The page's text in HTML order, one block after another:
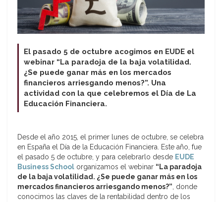
El pasado 5 de octubre acogimos en EUDE el
webinar “La paradoja de la baja volatilidad.
¿Se puede ganar más en los mercados
financieros arriesgando menos?”. Una
actividad con la que celebremos el Día de La
Educación Financiera.
Desde el año 2015, el primer lunes de octubre, se celebra
en España el Día de la Educación Financiera. Este año, fue
el pasado 5 de octubre, y para celebrarlo desde EUDE
Business School organizamos el webinar “La paradoja
de la baja volatilidad. ¿Se puede ganar más en los
mercados financieros arriesgando menos?”, donde
conocimos las claves de la rentabilidad dentro de los